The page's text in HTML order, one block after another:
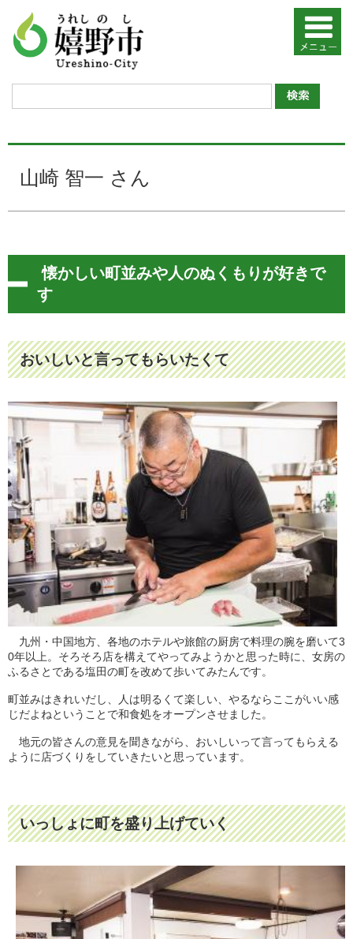
山崎 智一 さん
懐かしい町並みや人のぬくもりが好きで
す
おいしいと言ってもらいたくて
九州・中国地方、各地のホテルや旅館の厨房で料理の腕を磨いて3
0年以上。そろそろ店を構えてやってみようかと思った時に、女房の
ふるさとである塩田の町を改めて歩いてみたんです。
町並みはきれいだし、人は明るくて楽しい、やるならここがいい感
じだよねということで和食処をオープンさせました。
地元の皆さんの意見を聞きながら、おいしいって言ってもらえる
ように店づくりをしていきたいと思っています。
いっしょに町を盛り上げていく